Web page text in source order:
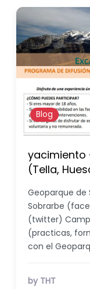
Blog
yacimiento
(Tella,
Geoparque de
Sobrarbe
(twitter)
(practicas,
con el
by THT